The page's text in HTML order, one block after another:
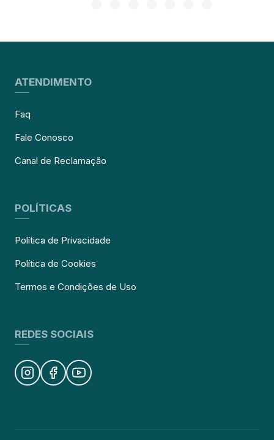
ATENDIMENTO
Faq
Fale Conosco
Canal de Reclamação
POLÍTICAS
Política de Privacidade
Política de Cookies
Termos e Condições de Uso
REDES SOCIAIS